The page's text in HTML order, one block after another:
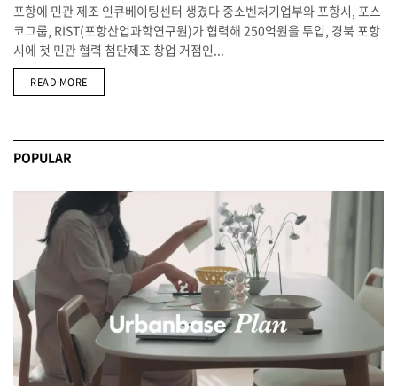
포항에 민관 제조 인큐베이팅센터 생겼다 중소벤처기업부와 포항시, 포스
코그룹, RIST(포항산업과학연구원)가 협력해 250억원을 투입, 경북 포항
시에 첫 민관 협력 첨단제조 창업 거점인...
READ MOREDETAILS
POPULAR